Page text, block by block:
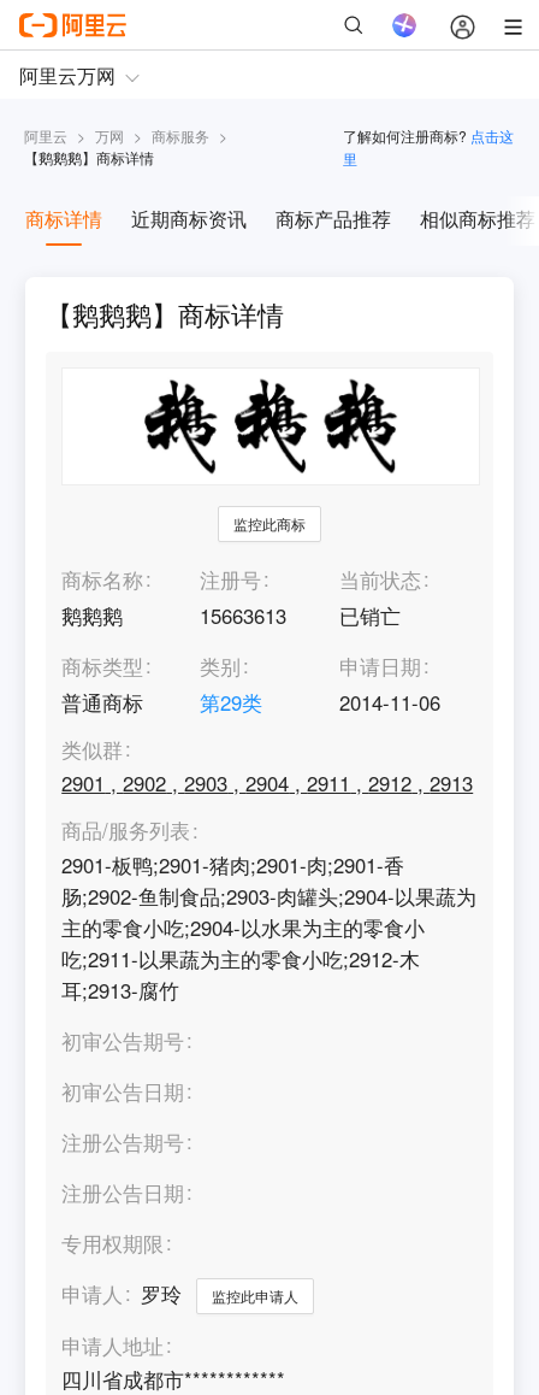
阿里云 > 万网 > 商标服务 >
【鹅鹅鹅】商标详情
了解如何注册商标? 点击这
里
商标详情 近期商标资讯 商标产品推荐 相似商标推荐
【鹅鹅鹅】商标详情
监控此商标
商标名称
鹅鹅鹅
注册号
15663613
当前状态
已销亡
商标类型
普通商标
类别
第29类
申请日期
2014-11-06
类似群
2901 ,2902 ,2903 ,2904 ,2911 ,2912 ,2913
商品/服务列表
2901-板鸭;2901-猪肉;2901-肉;2901-香
肠;2902-鱼制食品;2903-肉罐头;2904-以果蔬为
主的零食小吃;2904-以水果为主的零食小
吃;2911-以果蔬为主的零食小吃;2912-木
耳;2913-腐竹
初审公告期号
初审公告日期
注册公告期号
注册公告日期
专用权期限
申请人
罗玲 监控此申请人
申请人地址
四川省成都市************